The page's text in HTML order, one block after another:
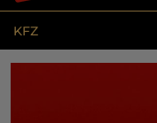
KFZ